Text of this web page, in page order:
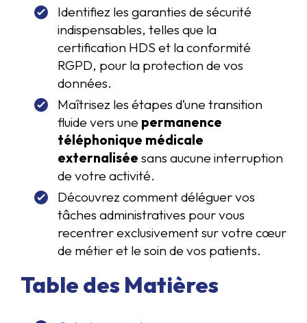
Identifiez les garanties de sécurité
indispensables, telles que la
certification HDS et la conformité
RGPD, pour la protection de vos
données.
Maîtrisez les étapes d’une transition
fluide vers une permanence
téléphonique médicale
externalisée sans aucune interruption
de votre activité.
Découvrez comment déléguer vos
tâches administratives pour vous
recentrer exclusivement sur votre cœur
de métier et le soin de vos patients.
Table des Matières